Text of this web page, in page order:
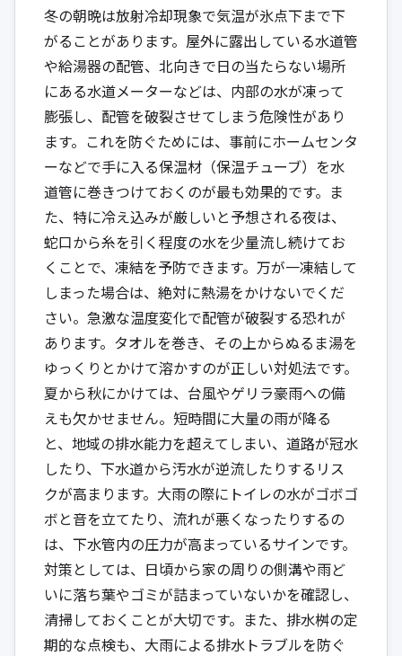
冬の朝晩は放射冷却現象で気温が氷点下まで下
がることがあります。屋外に露出している水道管
や給湯器の配管、北向きで日の当たらない場所
にある水道メーターなどは、内部の水が凍って
膨張し、配管を破裂させてしまう危険性があり
ます。これを防ぐためには、事前にホームセンタ
ーなどで手に入る保温材（保温チューブ）を水
道管に巻きつけておくのが最も効果的です。ま
た、特に冷え込みが厳しいと予想される夜は、
蛇口から糸を引く程度の水を少量流し続けてお
くことで、凍結を予防できます。万が一凍結して
しまった場合は、絶対に熱湯をかけないでくだ
さい。急激な温度変化で配管が破裂する恐れが
あります。タオルを巻き、その上からぬるま湯を
ゆっくりとかけて溶かすのが正しい対処法です。
夏から秋にかけては、台風やゲリラ豪雨への備
えも欠かせません。短時間に大量の雨が降る
と、地域の排水能力を超えてしまい、道路が冠水
したり、下水道から汚水が逆流したりするリス
クが高まります。大雨の際にトイレの水がゴボゴ
ボと音を立てたり、流れが悪くなったりするの
は、下水管内の圧力が高まっているサインです。
対策としては、日頃から家の周りの側溝や雨ど
いに落ち葉やゴミが詰まっていないかを確認し、
清掃しておくことが大切です。また、排水桝の定
期的な点検も、大雨による排水トラブルを防ぐ